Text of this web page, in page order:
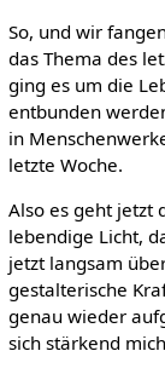
So, und wir
das Thema des
ging es um die
entbunden
in
letzte Woche.
Also es geht jetzt
lebendige Licht,
jetzt langsam
gestalterische
genau wieder
sich stärkend